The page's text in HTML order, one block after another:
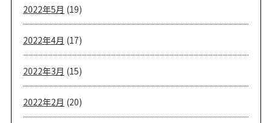
2022年5月 (19)
2022年4月 (17)
2022年3月 (15)
2022年2月 (20)